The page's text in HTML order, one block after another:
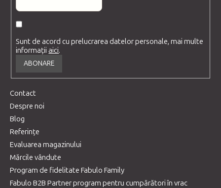
Sunt de acord cu prelucrarea datelor personale, mai multe
informațiiaici.
ABONARE
Contact
Despre noi
Blog
Referințe
Evaluarea magazinului
Mărcile vândute
Program de fidelitate Fabulo Family
Fabulo B2B Partner program pentru cumpărători în vrac